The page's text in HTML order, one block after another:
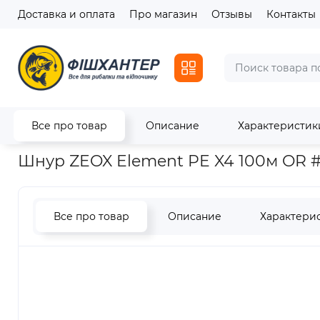
Доставка и оплата Про магазин Отзывы Контакты
Все про товар Описание
Главная Лески / Шнуры Шнуры Шнур ZEOX Element PE
Шнур ZEOX Element PE X4 100м OR
Все про товар Описание